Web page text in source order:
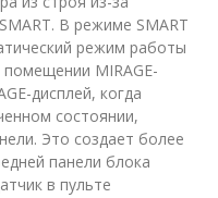
В режиме SMART
режим работы
MIRAGE-
дисплей, когда
состоянии,
Это создает более
панели блока
в пульте